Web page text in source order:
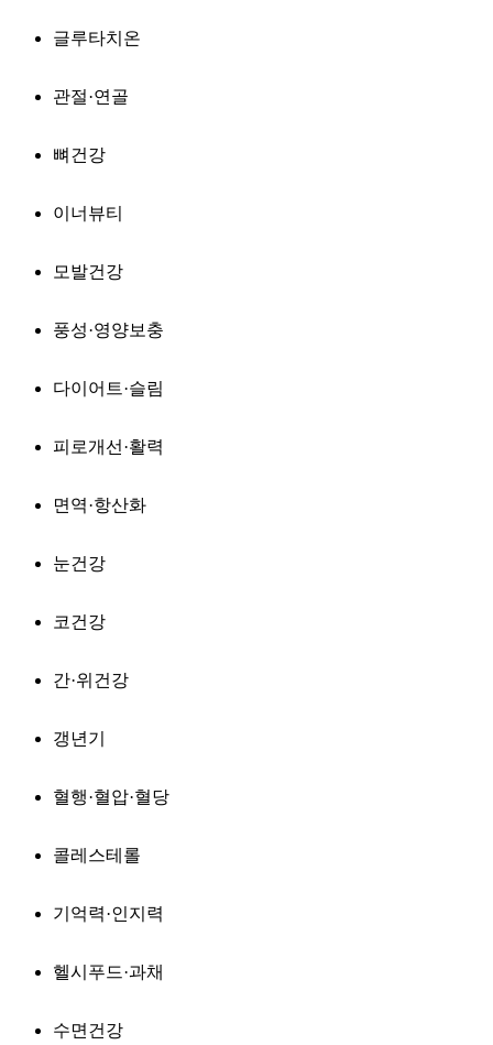
글루타치온
관절·연골
뼈건강
이너뷰티
모발건강
풍성·영양보충
다이어트·슬림
피로개선·활력
면역·항산화
눈건강
코건강
간·위건강
갱년기
혈행·혈압·혈당
콜레스테롤
기억력·인지력
헬시푸드·과채
수면건강